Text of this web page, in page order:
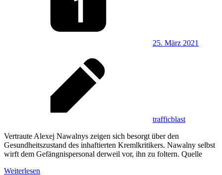
25. März 2021
trafficblast
Vertraute Alexej Nawalnys zeigen sich besorgt über den
Gesundheitszustand des inhaftierten Kremlkritikers. Nawalny selbst
wirft dem Gefängnispersonal derweil vor, ihn zu foltern. Quelle
Weiterlesen